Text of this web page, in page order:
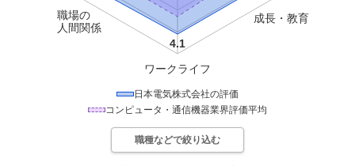
成長・教育
ワークライフ
職場の
人間関係
日本電気株式会社の評価
コンピュータ・通信機器業界評価平均
職種などで絞り込む